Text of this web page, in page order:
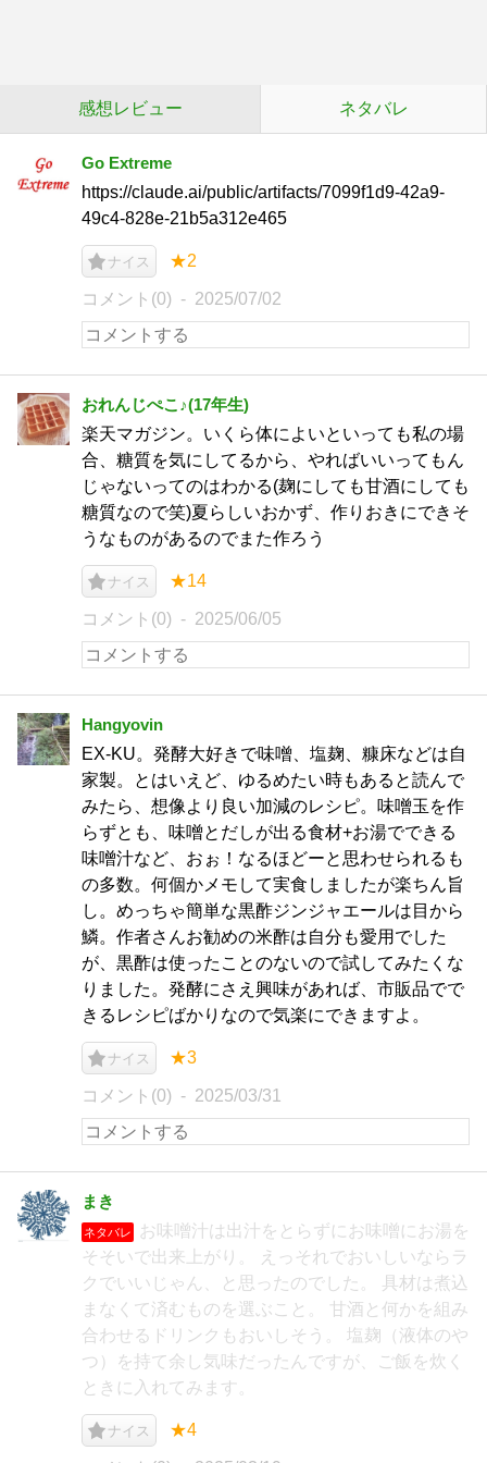
感想レビュー ネタバレ
Go Extreme
https://claude.ai/public/artifacts/7099f1d9-42a9-
49c4-828e-21b5a312e465
ナイス ★2
コメント(0) 2025/07/02
おれんじぺこ♪(17年生)
楽天マガジン。いくら体によいといっても私の場
合、糖質を気にしてるから、やればいいってもん
じゃないってのはわかる(麹にしても甘酒にしても
糖質なので笑)夏らしいおかず、作りおきにできそ
うなものがあるのでまた作ろう
ナイス ★14
コメント(0) 2025/06/05
Hangyovin
EX-KU。発酵大好きで味噌、塩麹、糠床などは自
家製。とはいえど、ゆるめたい時もあると読んで
みたら、想像より良い加減のレシピ。味噌玉を作
らずとも、味噌とだしが出る食材+お湯でできる
味噌汁など、おぉ！なるほどーと思わせられるも
の多数。何個かメモして実食しましたが楽ちん旨
し。めっちゃ簡単な黒酢ジンジャエールは目から
鱗。作者さんお勧めの米酢は自分も愛用でした
が、黒酢は使ったことのないので試してみたくな
りました。発酵にさえ興味があれば、市販品でで
きるレシピばかりなので気楽にできますよ。
ナイス ★3
コメント(0) 2025/03/31
まき
ネタバレ
お味噌汁は出汁をとらずにお味噌にお湯を
そそいで出来上がり。 えっそれでおいしいならラ
クでいいじゃん、と思ったのでした。 具材は煮込
まなくて済むものを選ぶこと。 甘酒と何かを組み
合わせるドリンクもおいしそう。 塩麹（液体のや
つ）を持て余し気味だったんですが、ご飯を炊く
ときに入れてみます。
ナイス ★4